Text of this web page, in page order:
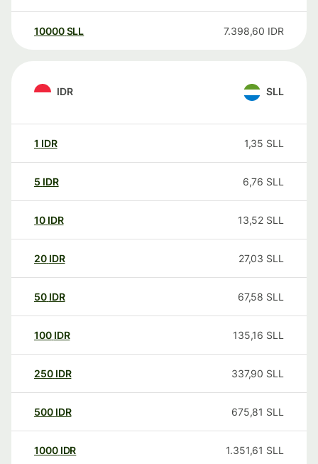
10000 SLL 7.398,60 IDR
IDR SLL
1 IDR 1,35 SLL
5 IDR 6,76 SLL
10 IDR 13,52 SLL
20 IDR 27,03 SLL
50 IDR 67,58 SLL
100 IDR 135,16 SLL
250 IDR 337,90 SLL
500 IDR 675,81 SLL
1000 IDR 1.351,61 SLL